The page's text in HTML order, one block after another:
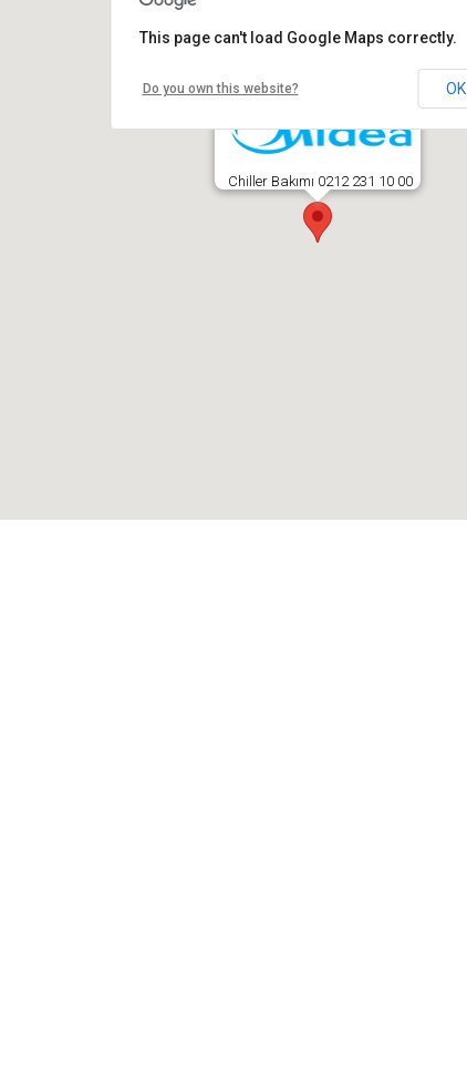
Chiller Bakımı 0212 231 10 00
This page can't load Google Maps correctly.
Do you own this website? OK